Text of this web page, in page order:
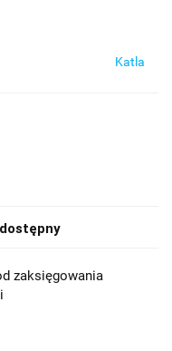
Katla
zaksięgowania